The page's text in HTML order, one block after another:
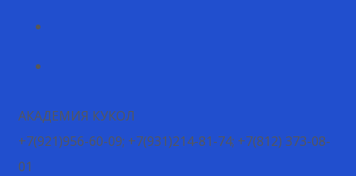
АКАДЕМИЯ КУКОЛ
+7(921)956-60-09; +7(931)214-81-74; +7(812) 373-08-
01